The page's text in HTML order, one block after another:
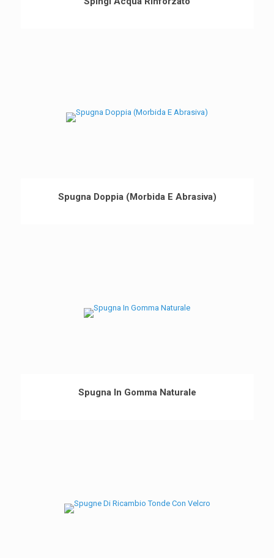
Spugna Doppia (Morbida E Abrasiva)
Spugna In Gomma Naturale